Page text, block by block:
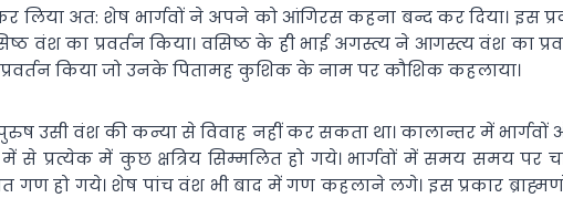
अत: शेष भार्गवों ने अपने को आंगिरस कहना बन्द कर दिया। इस
वंश का प्रवर्तन किया। वसिष्ठ के ही भाई अगस्त्य ने आगस्त्य वंश का
किया जो उनके पितामह कुशिक के नाम पर कौशिक कहलाया।
उसी वंश की कन्या से विवाह नहीं कर सकता था। कालान्तर में
से प्रत्येक में कुछ क्षत्रिय सिम्मलित हो गये। भार्गवों में समय समय पर
हो गये। शेष पांच वंश भी बाद में गण कहलाने लगे। इस प्रकार